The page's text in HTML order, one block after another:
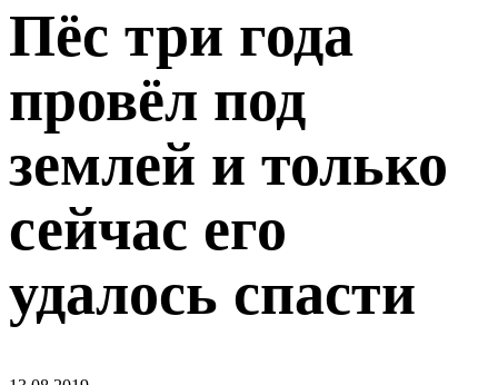
Пёс три года
провёл под
землей и только
сейчас его
удалось спасти